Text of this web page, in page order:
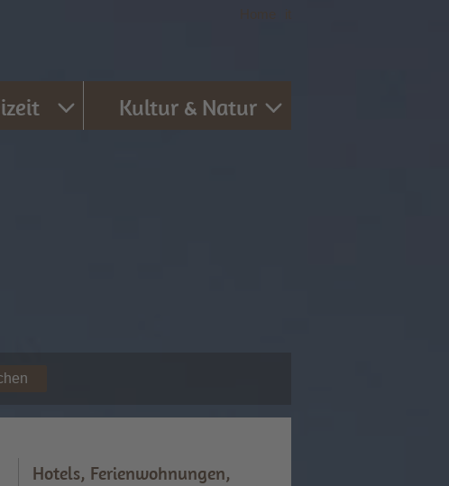
Kultur & Natur
Hotels, Ferienwohnungen,